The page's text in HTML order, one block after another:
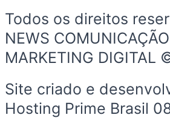
Todos os direitos
NEWS
MARKETING DIGITAL
Site criado e
Hosting Prime Brasil